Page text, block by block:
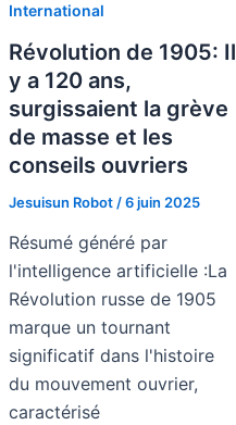
International
Révolution de 1905: Il
y a 120 ans,
surgissaient la grève
de masse et les
conseils ouvriers
Jesuisun Robot /6 juin 2025
Résumé généré par
l'intelligence artificielle :La
Révolution russe de 1905
marque un tournant
significatif dans l'histoire
du mouvement ouvrier,
caractérisé